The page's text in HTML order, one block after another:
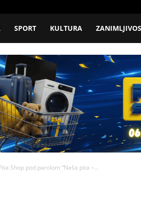
SPORT KULTURA
Shop pod parolom “Naša pita –...